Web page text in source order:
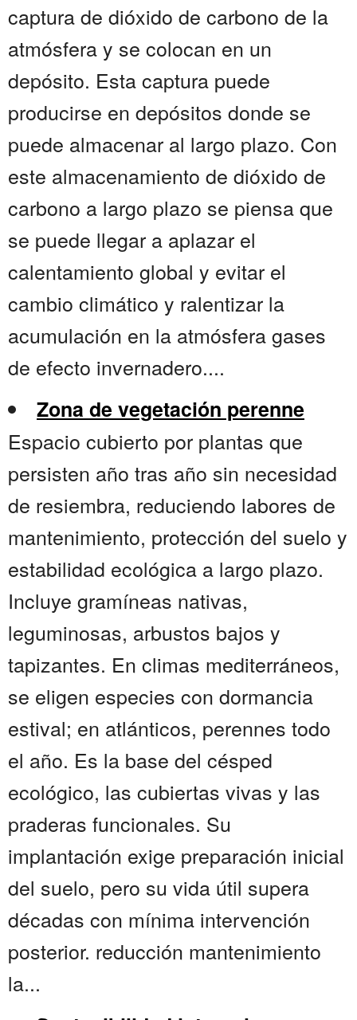
captura de dióxido de carbono de la
atmósfera y se colocan en un
depósito. Esta captura puede
producirse en depósitos donde se
puede almacenar al largo plazo. Con
este almacenamiento de dióxido de
carbono a largo plazo se piensa que
se puede llegar a aplazar el
calentamiento global y evitar el
cambio climático y ralentizar la
acumulación en la atmósfera gases
de efecto invernadero....
Zona de vegetación perenne
Espacio cubierto por plantas que
persisten año tras año sin necesidad
de resiembra, reduciendo labores de
mantenimiento, protección del suelo y
estabilidad ecológica a largo plazo.
Incluye gramíneas nativas,
leguminosas, arbustos bajos y
tapizantes. En climas mediterráneos,
se eligen especies con dormancia
estival; en atlánticos, perennes todo
el año. Es la base del césped
ecológico, las cubiertas vivas y las
praderas funcionales. Su
implantación exige preparación inicial
del suelo, pero su vida útil supera
décadas con mínima intervención
posterior. reducción mantenimiento
la...